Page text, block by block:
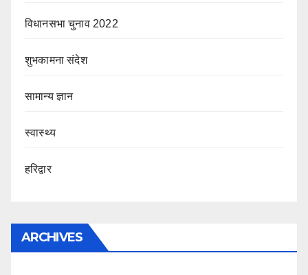
विधानसभा चुनाव 2022
शुभकामना संदेश
सामान्य ज्ञान
स्वास्थ्य
हरिद्वार
ARCHIVES